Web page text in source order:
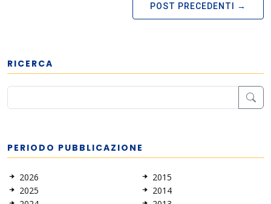
POST PRECEDENTI
RICERCA
PERIODO PUBBLICAZIONE
2026
2025
2015
2014